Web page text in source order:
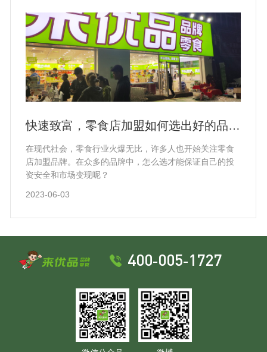
快速致富，零食店加盟如何选出好的品
牌？
在现代社会，零食行业火爆无比，许多人也开始关注零食
店加盟品牌。在众多的品牌中，怎么选才能保证自己的投
资安全和市场变现呢？
2023-06-03
400-005-1727